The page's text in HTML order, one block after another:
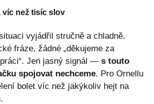
víc než tisíc slov
vyjádřil stručně a chladně.
fráze, žádné „děkujeme za
Jen jasný signál — s touto
spojovat nechceme. Pro Ornellu
bolet víc než jakýkoliv hejt na